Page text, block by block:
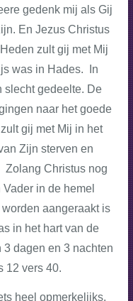
gedenk mij als Gij
En Jezus Christus
zult gij met Mij
was in Hades. In
slecht gedeelte. De
naar het goede
gij met Mij in het
Zijn sterven en
Zolang Christus nog
in de hemel
aangeraakt is
in het hart van de
dagen en 3 nachten
12 vers 40.
heel opmerkelijks,